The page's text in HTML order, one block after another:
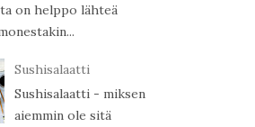
on helppo lähteä
Sushisalaatti
Sushisalaatti - miksen
aiemmin ole sitä